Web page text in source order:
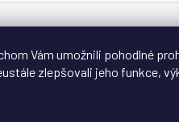
Vám umožnili pohodlné
zlepšovali jeho funkce,